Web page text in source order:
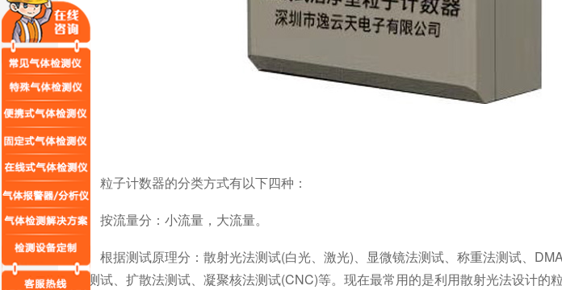
粒子计数器的分类方式有以下四种：
按流量分：小流量，大流量。
根据测试原理分：散射光法测试(白光、激光)、显微镜法测试、称重法测试、
法测试、扩散法测试、凝聚核法测试(CNC)等。现在最常用的是利用散射光法设计的粒